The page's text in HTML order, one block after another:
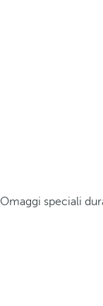
Omaggi speciali